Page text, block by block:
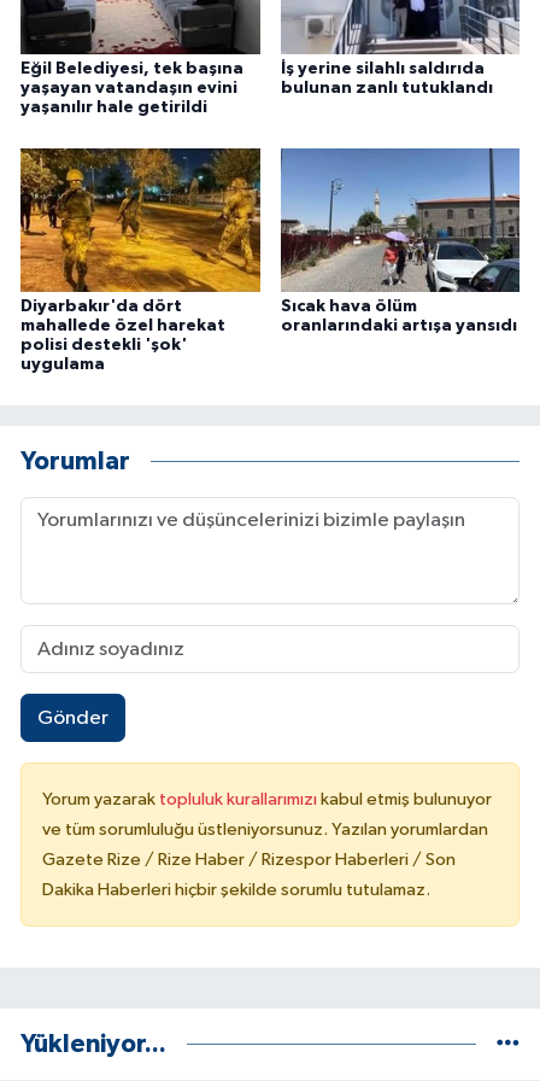
Eğil Belediyesi, tek başına
yaşayan vatandaşın evini
yaşanılır hale getirildi
İş yerine silahlı saldırıda
bulunan zanlı tutuklandı
Diyarbakır'da dört
mahallede özel harekat
polisi destekli 'şok'
uygulama
Sıcak hava ölüm
oranlarındaki artışa yansıdı
Yorumlar
Gönder
Yorum yazarak topluluk kurallarımızı kabul etmiş bulunuyor
ve tüm sorumluluğu üstleniyorsunuz. Yazılan yorumlardan
Gazete Rize / Rize Haber / Rizespor Haberleri / Son
Dakika Haberleri hiçbir şekilde sorumlu tutulamaz.
Yükleniyor...
ÜLKE GÜNDEMİ
YAŞAM
YEREL
Yerel Haberler